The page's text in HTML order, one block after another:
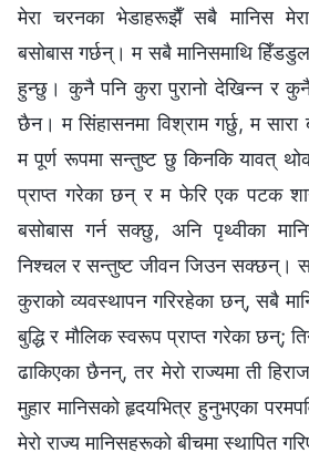
मेरा चरनका भेडाहरूझैँ सबै मानिस मेरा
बसोबास गर्छन्। म सबै मानिसमाथि
हुन्छु। कुनै पनि कुरा पुरानो देखिन्न र
छैन। म सिंहासनमा विश्राम गर्छु, म सारा
म पूर्ण रूपमा सन्तुष्ट छु किनकि यावत्
प्राप्त गरेका छन् र म फेरि एक पटक
बसोबास गर्न सक्छु, अनि पृथ्वीका
निश्चल र सन्तुष्ट जीवन जिउन सक्छन्।
कुराको व्यवस्थापन गरिरहेका छन्, सबै
बुद्धि र मौलिक स्वरूप प्राप्त गरेका छन्;
ढाकिएका छैनन्, तर मेरो राज्यमा ती
मुहार मानिसको हृदयभित्र हुनुभएका
मेरो राज्य मानिसहरूको बीचमा स्थापित